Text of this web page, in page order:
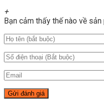
+
Bạn cảm thấy thế nào về